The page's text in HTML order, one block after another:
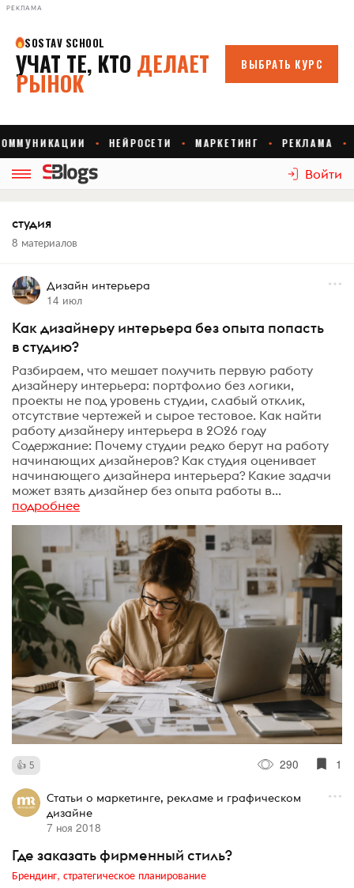
РЕКЛАМА
Войти
студия
8 материалов
Дизайн интерьера
14 июл
Как дизайнеру интерьера без опыта попасть
в студию?
Разбираем, что мешает получить первую работу
дизайнеру интерьера: портфолио без логики,
проекты не под уровень студии, слабый отклик,
отсутствие чертежей и сырое тестовое. Как найти
работу дизайнеру интерьера в 2026 году
Содержание: Почему студии редко берут на работу
начинающих дизайнеров? Как студия оценивает
начинающего дизайнера интерьера? Какие задачи
может взять дизайнер без опыта работы в...
подробнее
5 290 1
Статьи о маркетинге, рекламе и графическом
дизайне
7 ноя 2018
Где заказать фирменный стиль?
Брендинг, стратегическое планирование